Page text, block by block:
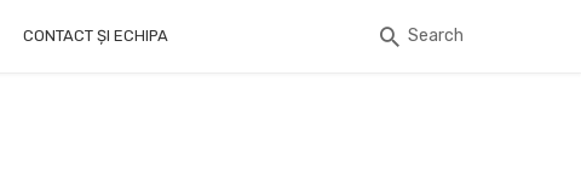
CONTACT ȘI ECHIPA Search